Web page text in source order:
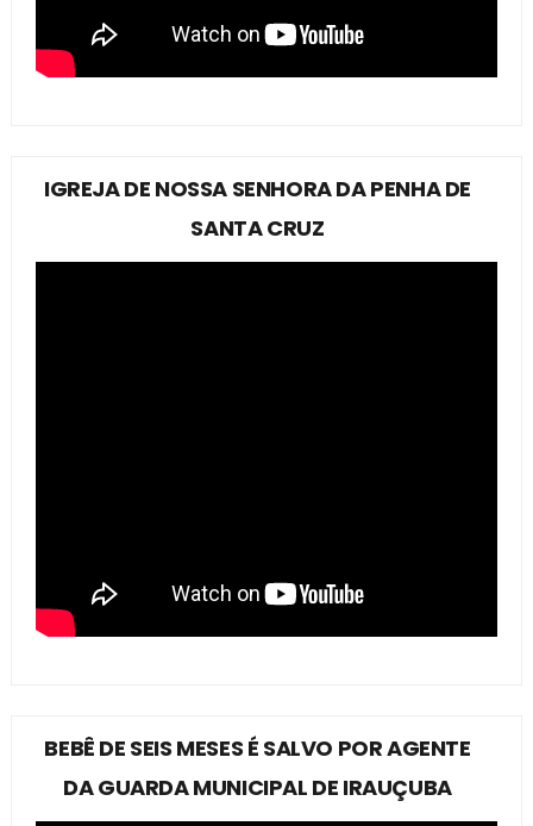
IGREJA DE NOSSA SENHORA DA PENHA DE
SANTA CRUZ
BEBÊ DE SEIS MESES É SALVO POR AGENTE
DA GUARDA MUNICIPAL DE IRAUÇUBA